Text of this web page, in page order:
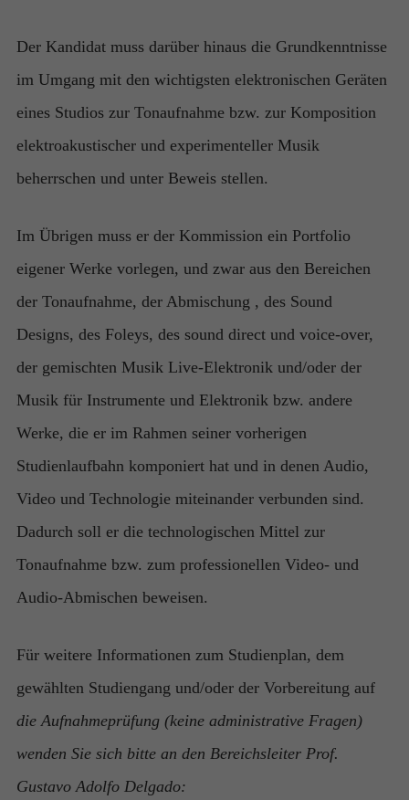
Der Kandidat muss darüber hinaus die Grundkenntnisse
im Umgang mit den wichtigsten elektronischen Geräten
eines Studios zur Tonaufnahme bzw. zur Komposition
elektroakustischer und experimenteller Musik
beherrschen und unter Beweis stellen.
Im Übrigen muss er der Kommission ein Portfolio
eigener Werke vorlegen, und zwar aus den Bereichen
der Tonaufnahme, der Abmischung , des Sound
Designs, des Foleys, des sound direct und voice-over,
der gemischten Musik Live-Elektronik und/oder der
Musik für Instrumente und Elektronik bzw. andere
Werke, die er im Rahmen seiner vorherigen
Studienlaufbahn komponiert hat und in denen Audio,
Video und Technologie miteinander verbunden sind.
Dadurch soll er die technologischen Mittel zur
Tonaufnahme bzw. zum professionellen Video- und
Audio-Abmischen beweisen.
Für weitere Informationen zum Studienplan, dem
gewählten Studiengang und/oder der Vorbereitung auf
die Aufnahmeprüfung (keine administrative Fragen)
wenden Sie sich bitte an den Bereichsleiter Prof.
Gustavo Adolfo Delgado: